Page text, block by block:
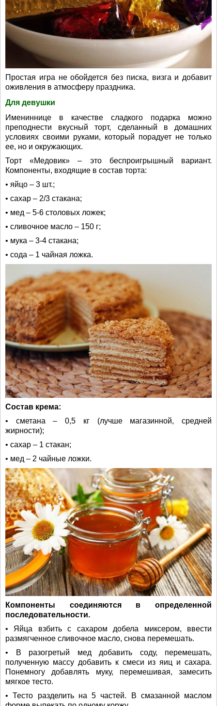
Простая игра не обойдется без писка, визга и добавит
оживления в атмосферу праздника.
Для девушки
Имениннице в качестве сладкого подарка можно
преподнести вкусный торт, сделанный в домашних
условиях своими руками, который порадует не только
ее, но и окружающих.
Торт «Медовик» – это беспроигрышный вариант.
Компоненты, входящие в состав торта:
• яйцо – 3 шт.;
• сахар – 2/3 стакана;
• мед – 5-6 столовых ложек;
• сливочное масло – 150 г;
• мука – 3-4 стакана;
• сода – 1 чайная ложка.
Состав крема:
• сметана – 0,5 кг (лучше магазинной, средней
жирности);
• сахар – 1 стакан;
• мед – 2 чайные ложки.
Компоненты соединяются в определенной
последовательности.
• Яйца взбить с сахаром добела миксером, ввести
размягченное сливочное масло, снова перемешать.
• В разогретый мед добавить соду, перемешать,
полученную массу добавить к смеси из яиц и сахара.
Понемногу добавлять муку, перемешивая, замесить
мягкое тесто.
• Тесто разделить на 5 частей. В смазанной маслом